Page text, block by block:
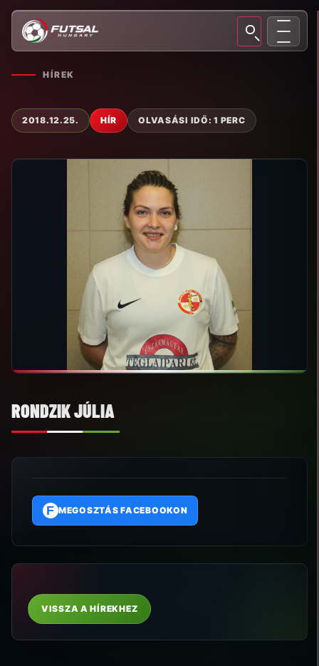
HÍREK
2018.12.25. HÍR OLVASÁSI IDŐ: 1 PERC
RONDZIK JÚLIA
F MEGOSZTÁS FACEBOOKON
VISSZA A HÍREKHEZ